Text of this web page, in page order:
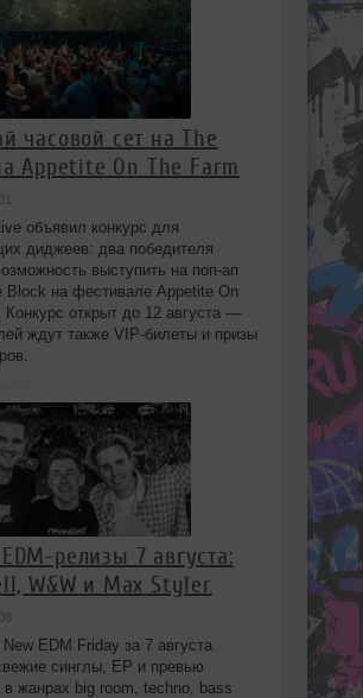
часовой сет на The
Appetite On The Farm
объявил конкурс для
диджеев: два победителя
выступить на поп‑ап
Block на фестивале Appetite On
Конкурс открыт до 12 августа —
ждут также VIP‑билеты и призы
релизы 7 августа:
W&W и Max Styler
EDM Friday за 7 августа
синглы, EP и превью
в жанрах big room, techno, bass